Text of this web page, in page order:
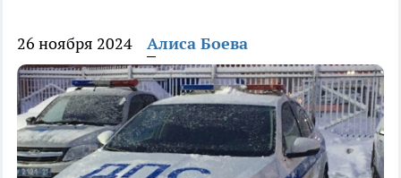
26 ноября 2024 Алиса Боева